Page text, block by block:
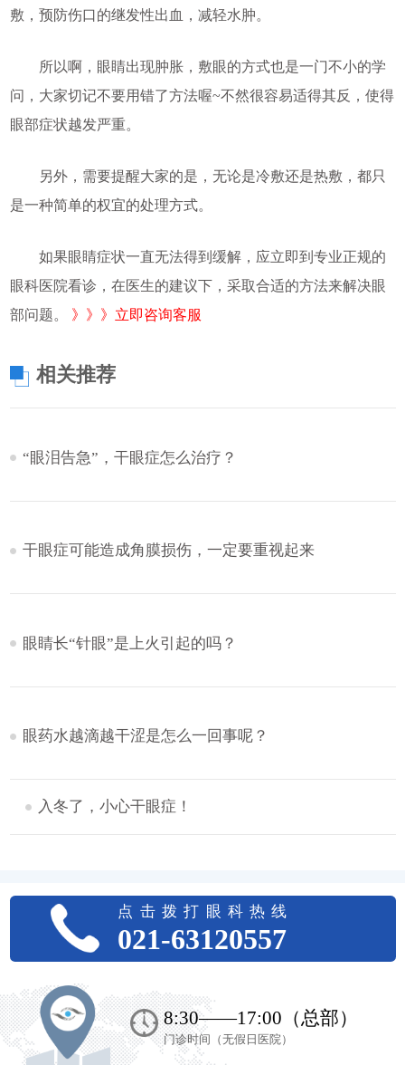
敷，预防伤口的继发性出血，减轻水肿。
所以啊，眼睛出现肿胀，敷眼的方式也是一门不小的学
问，大家切记不要用错了方法喔~不然很容易适得其反，使得
眼部症状越发严重。
另外，需要提醒大家的是，无论是冷敷还是热敷，都只
是一种简单的权宜的处理方式。
如果眼睛症状一直无法得到缓解，应立即到专业正规的
眼科医院看诊，在医生的建议下，采取合适的方法来解决眼
部问题。 》》》立即咨询客服
相关推荐
“眼泪告急”，干眼症怎么治疗？
干眼症可能造成角膜损伤，一定要重视起来
眼睛长“针眼”是上火引起的吗？
眼药水越滴越干涩是怎么一回事呢？
入冬了，小心干眼症！
点击拨打眼科热线
021-63120557
8:30——17:00（总部）
门诊时间（无假日医院）
上海希玛瑞视眼科医院
4:35:46